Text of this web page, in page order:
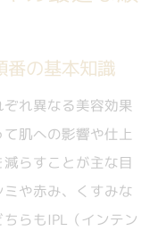
脱毛効果の真実
効果は期待でき
効果の違いを解
果の持続性につ
番の基本知識
れ異なる美容効果
肌への影響や仕上
らすことが主な目
や赤み、くすみな
らもIPL（インテン